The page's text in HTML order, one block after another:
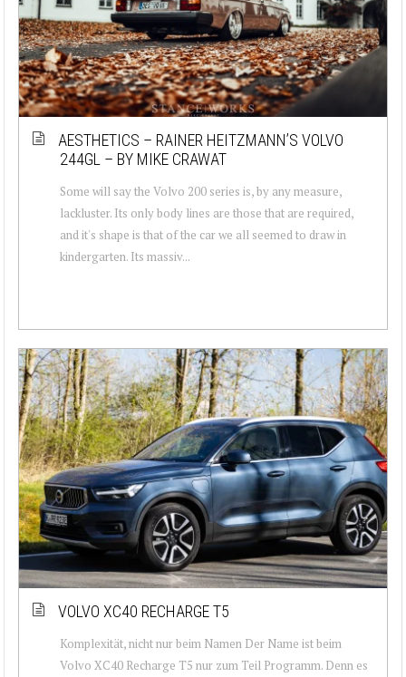
AESTHETICS – RAINER HEITZMANN’S VOLVO
244GL – BY MIKE CRAWAT
Some will say the Volvo 200 series is, by any measure,
lackluster. Its only body lines are those that are required,
and it's shape is that of the car we all seemed to draw in
kindergarten. Its massiv...
VOLVO XC40 RECHARGE T5
Komplexität, nicht nur beim Namen Der Name ist beim
Volvo XC40 Recharge T5 nur zum Teil Programm. Denn es